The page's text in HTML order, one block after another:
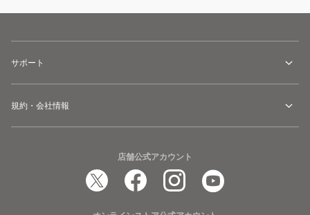
サポート
規約・会社情報
店舗公式アカウント